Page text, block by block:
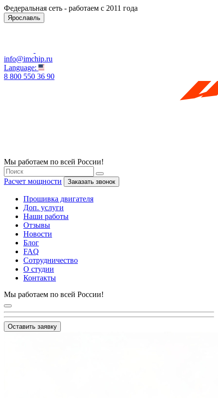
Федеральная сеть - работаем с 2011 года
Ярославль
info@imchip.ru
Language:
8 800 550 36 90
Мы работаем по всей России!
Расчет мощности Заказать звонок
Прошивка двигателя
Доп. услуги
Наши работы
Отзывы
Новости
Блог
FAQ
Сотрудничество
О студии
Контакты
Мы работаем по всей России!
Оставить заявку